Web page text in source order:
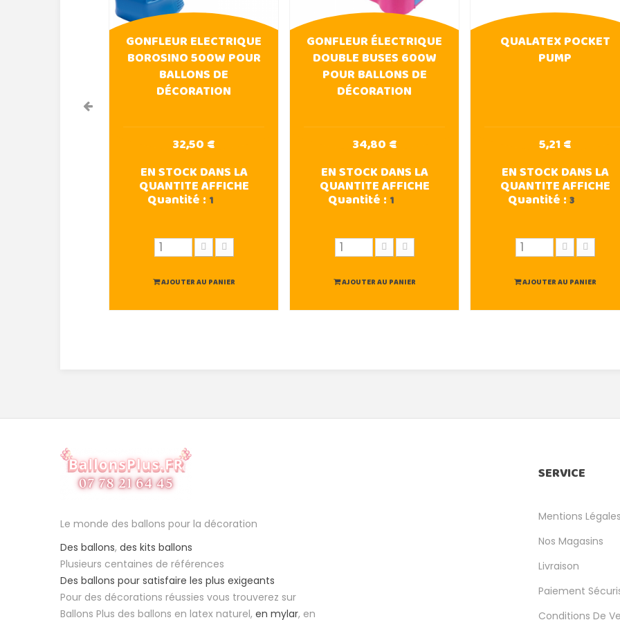
GONFLEUR ELECTRIQUE
BOROSINO 500W POUR
BALLONS DE
DÉCORATION
32,50 €
EN STOCK DANS LA
QUANTITE AFFICHE
Quantité : 1
AJOUTER AU PANIER
GONFLEUR ÉLECTRIQUE
DOUBLE BUSES 600W
POUR BALLONS DE
DÉCORATION
34,80 €
EN STOCK DANS LA
QUANTITE AFFICHE
Quantité : 1
AJOUTER AU PANIER
QUALATEX POCKET
PUMP
5,21 €
EN STOCK DANS LA
QUANTITE AFFICHE
Quantité : 3
AJOUTER AU PANIER
Le monde des ballons pour la décoration
Des ballons, des kits ballons
Plusieurs centaines de références
Des ballons pour satisfaire les plus exigeants
Pour des décorations réussies vous trouverez sur
Ballons Plus des ballons en latex naturel, en mylar, en
SERVICE
Mentions Légales
Nos Magasins
Livraison
Paiement
Conditions De